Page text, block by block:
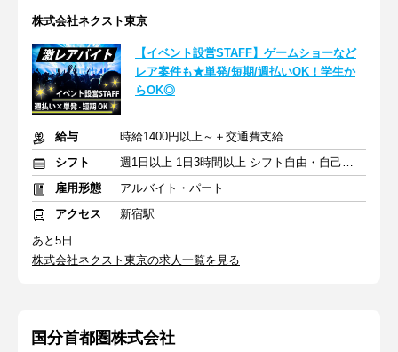
株式会社ネクスト東京
【イベント設営STAFF】ゲームショーなど
レア案件も★単発/短期/週払いOK！学生か
らOK◎
給与
時給1400円以上～＋交通費支給
シフト
週1日以上 1日3時間以上 シフト自由・自己申告
雇用形態
アルバイト・パート
アクセス
新宿駅
あと5日
株式会社ネクスト東京の求人一覧を見る
国分首都圏株式会社